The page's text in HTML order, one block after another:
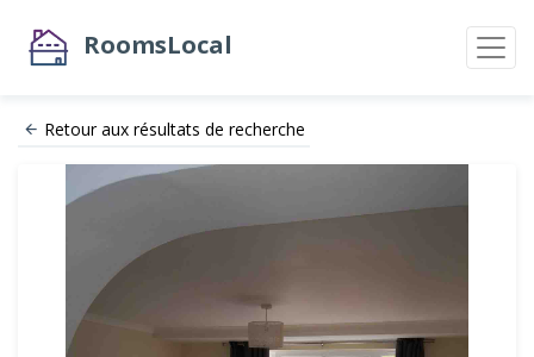
RoomsLocal
Retour aux résultats de recherche